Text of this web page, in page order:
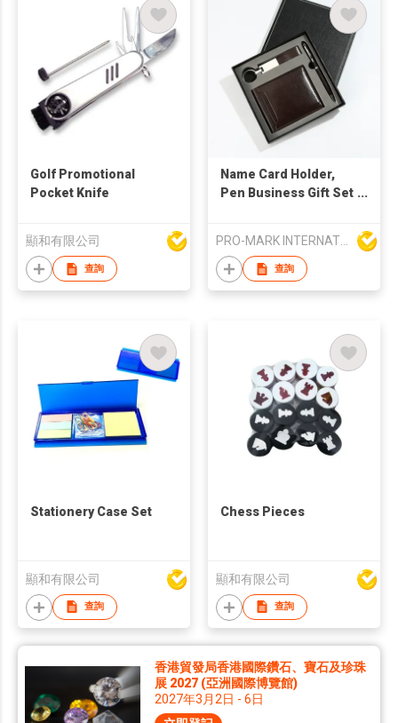
Golf Promotional
Pocket Knife
顯和有限公司
查詢
Name Card Holder,
Pen Business Gift Set
PRO-MARK INTERNATIONAL
查詢
Stationery Case Set
顯和有限公司
查詢
Chess Pieces
顯和有限公司
查詢
香港貿發局香港國際鑽石、寶石及珍珠
展 2027 (亞洲國際博覽館)
2027年3月2日 - 6日